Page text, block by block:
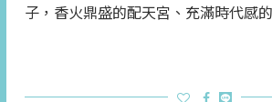
子，香火鼎盛的配天宮、充滿時代感